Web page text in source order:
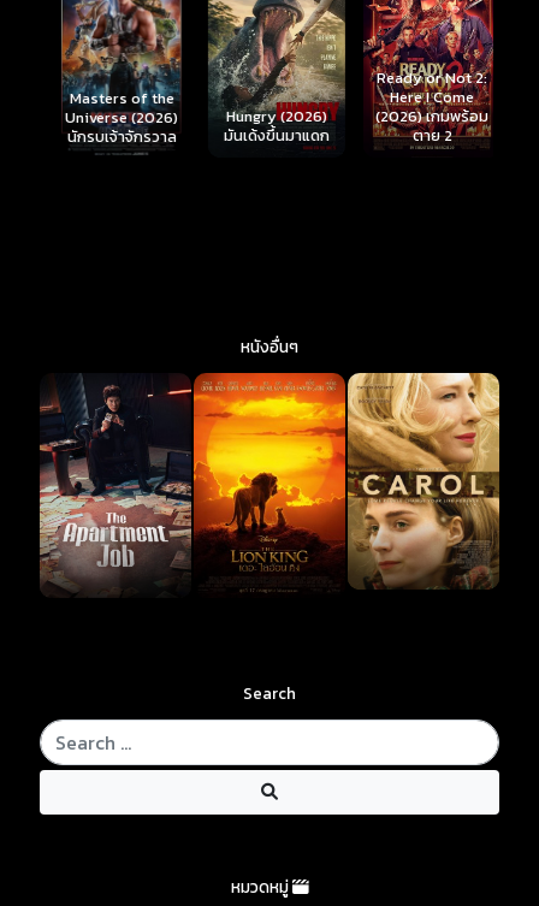
Masters of the
Universe (2026)
นักรบเจ้าจักรวาล
Hungry (2026)
มันเด้งขึ้นมาแดก
Ready or Not 2:
Here I Come
(2026) เกมพร้อม
ตาย 2
หนังอื่นๆ
Search
หมวดหมู่